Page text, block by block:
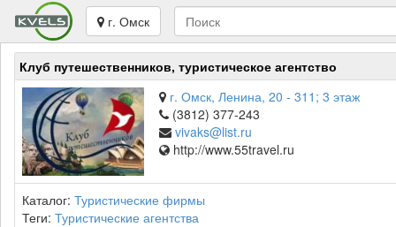
г. Омск
Клуб путешественников, туристическое агентство
г. Омск, Ленина, 20 - 311; 3 этаж
(3812) 377-243
vivaks@list.ru
http://www.55travel.ru
Каталог: Туристические фирмы
Теги: Туристические агентства